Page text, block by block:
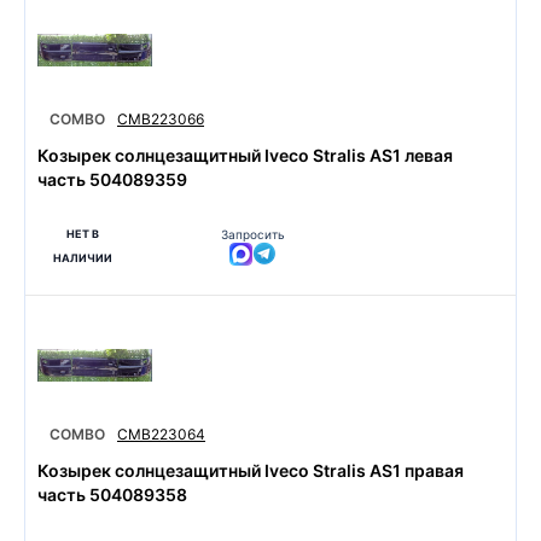
COMBO CMB223066
Козырек солнцезащитный Iveco Stralis AS1 левая
часть 504089359
НЕТ В
НАЛИЧИИ
Запросить
COMBO CMB223064
Козырек солнцезащитный Iveco Stralis AS1 правая
часть 504089358